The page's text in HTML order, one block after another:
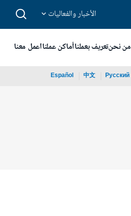
الأخبار والفعاليات
من نحنتعريف بعملناأماكن عملنااعمل معنا
Русский
中文
Español